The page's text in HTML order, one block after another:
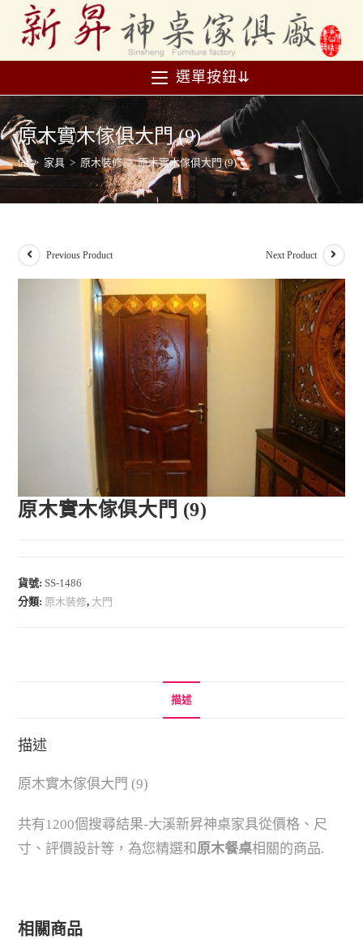
選單按鈕⇊
原木實木傢俱大門 (9)
> 家具 > 原木裝修 > 原木實木傢俱大門 (9)
Previous Product Next Product
原木實木傢俱大門 (9)
貨號: SS-1486
分類: 原木裝修, 大門
描述
描述
原木實木傢俱大門 (9)
共有1200個搜尋結果-大溪新昇神桌家具從價格、尺
寸、評價設計等，為您精選和 原木餐桌相關的商品.
相關商品